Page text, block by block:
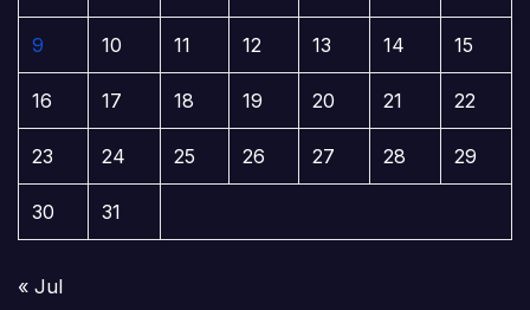
9 10 11 12 13 14 15
16 17 18 19 20 21 22
23 24 25 26 27 28 29
30 31
« Jul